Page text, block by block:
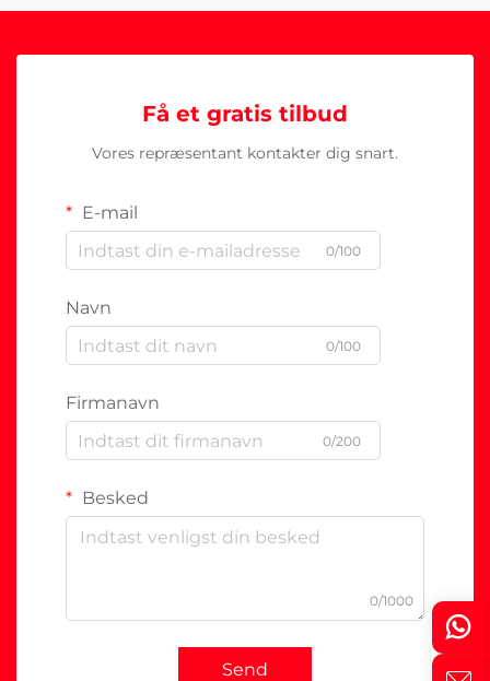
Få et gratis tilbud
Vores repræsentant kontakter dig snart.
E-mail
0/100
Navn
0/100
Firmanavn
0/200
Besked
0/1000
Send